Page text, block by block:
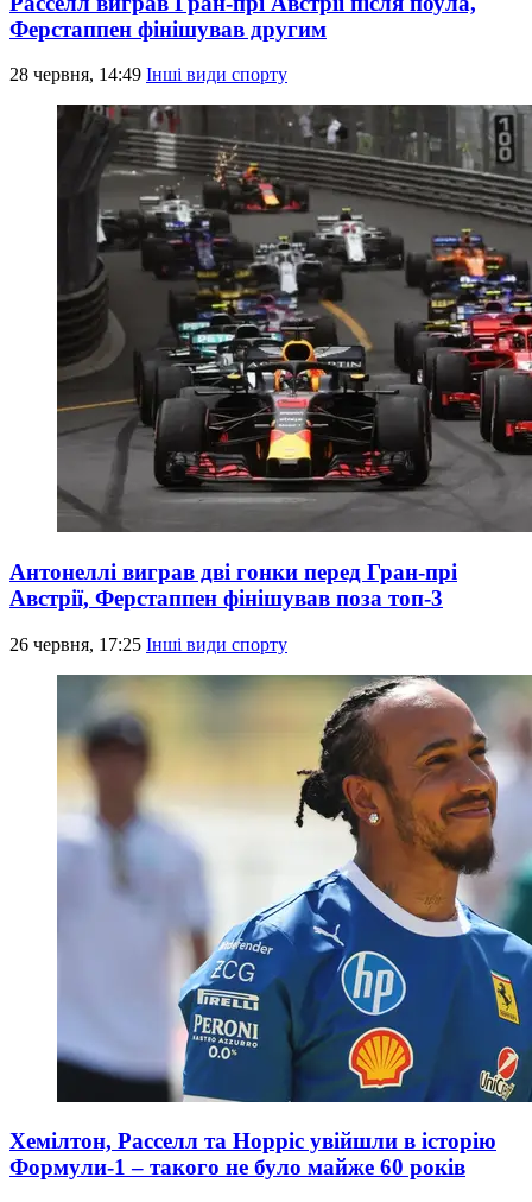
Ферстаппен фінішував другим
28 червня, 14:49 Інші види спорту
Антонеллі виграв дві гонки перед Гран-прі
Австрії, Ферстаппен фінішував поза топ-3
26 червня, 17:25 Інші види спорту
Хемілтон, Расселл та Норріс увійшли в історію
Формули-1 – такого не було майже 60 років